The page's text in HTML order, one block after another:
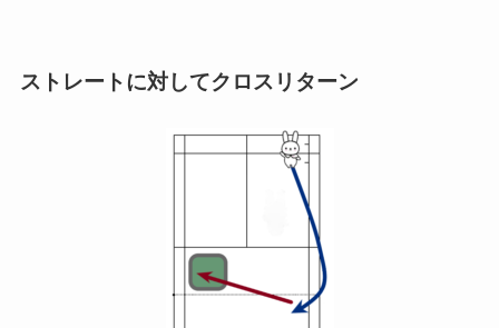
ストレートに対してクロスリターン